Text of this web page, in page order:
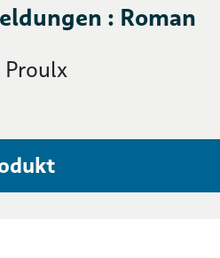
: Roman